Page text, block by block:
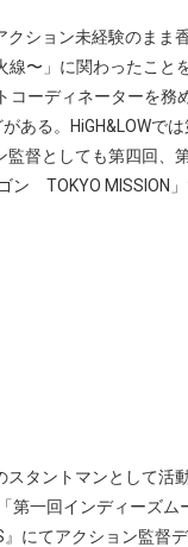
ション未経験のま
線〜」に関わったこ
ーディネーターを
ある。HiGH&LOW
督としても第四回、
ン TOKYO MISSION
タントマンとして活動
第一回インディーズ
にてアクション監